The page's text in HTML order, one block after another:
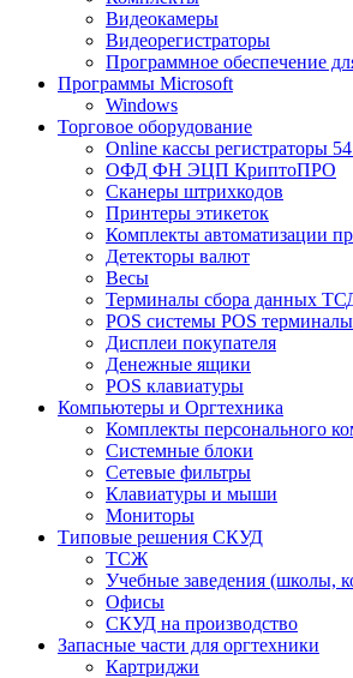
Видеокамеры
Видеорегистраторы
Программное обеспечение
Программы Microsoft
Windows
Торговое оборудование
Online кассы регистраторы
ОФД ФН ЭЦП КриптоПРО
Сканеры штрихкодов
Принтеры этикеток
Комплекты автоматизации
Детекторы валют
Весы
Терминалы сбора данных
POS системы POS терминалы
Дисплеи покупателя
Денежные ящики
POS клавиатуры
Компьютеры и Оргтехника
Комплекты персонального
Системные блоки
Сетевые фильтры
Клавиатуры и мыши
Мониторы
Типовые решения СКУД
ТСЖ
Учебные заведения (школы,
Офисы
СКУД на производство
Запасные части для оргтехники
Картриджи